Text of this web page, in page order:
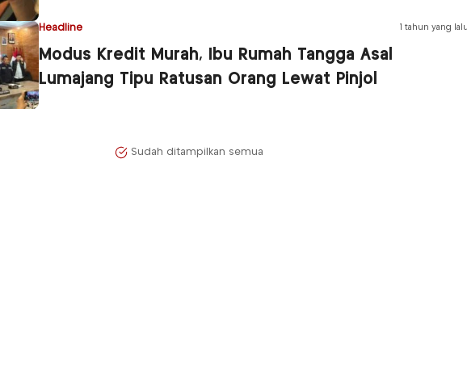
Headline 1 tahun yang lalu
Modus Kredit Murah, Ibu Rumah Tangga Asal
Lumajang Tipu Ratusan Orang Lewat Pinjol
Sudah ditampilkan semua